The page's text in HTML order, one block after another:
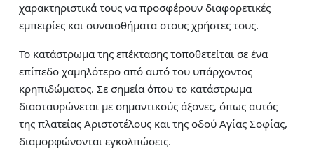
χαρακτηριστικά τους να προσφέρουν διαφορετικές
εμπειρίες και συναισθήματα στους χρήστες τους.
Το κατάστρωμα της επέκτασης τοποθετείται σε ένα
επίπεδο χαμηλότερο από αυτό του υπάρχοντος
κρηπιδώματος. Σε σημεία όπου το κατάστρωμα
διασταυρώνεται με σημαντικούς άξονες, όπως αυτός
της πλατείας Αριστοτέλους και της οδού Αγίας Σοφίας,
διαμορφώνονται εγκολπώσεις.